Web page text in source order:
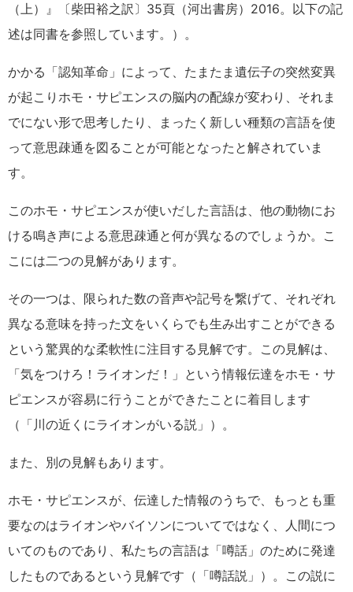
（上）』〔柴田裕之訳〕35頁（河出書房）2016。以下の記
述は同書を参照しています。）。
かかる「認知革命」によって、たまたま遺伝子の突然変異
が起こりホモ・サピエンスの脳内の配線が変わり、それま
でにない形で思考したり、まったく新しい種類の言語を使
って意思疎通を図ることが可能となったと解されていま
す。
このホモ・サピエンスが使いだした言語は、他の動物にお
ける鳴き声による意思疎通と何が異なるのでしょうか。こ
こには二つの見解があります。
その一つは、限られた数の音声や記号を繋げて、それぞれ
異なる意味を持った文をいくらでも生み出すことができる
という驚異的な柔軟性に注目する見解です。この見解は、
「気をつけろ！ライオンだ！」という情報伝達をホモ・サ
ピエンスが容易に行うことができたことに着目します
（「川の近くにライオンがいる説」）。
また、別の見解もあります。
ホモ・サピエンスが、伝達した情報のうちで、もっとも重
要なのはライオンやバイソンについてではなく、人間につ
いてのものであり、私たちの言語は「噂話」のために発達
したものであるという見解です（「噂話説」）。この説に